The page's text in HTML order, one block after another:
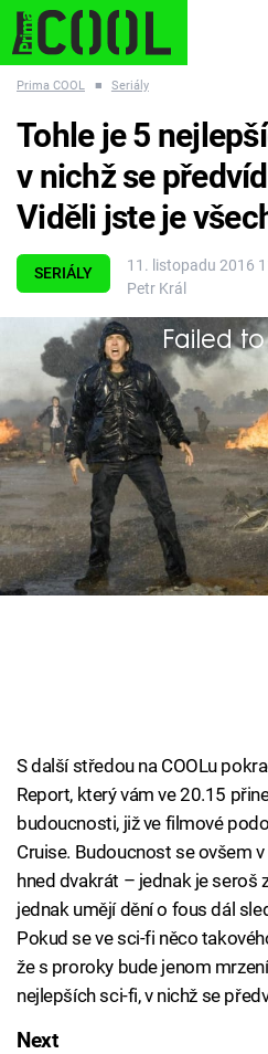
ESCAPE PLNEJ KOTEL
Témata
Filmy
Seriály
Hry
Cool Esport
Pořady
Sledujte nás
Prima COOL ■ Seriály
SERIÁLY
11. listopadu 2016
Petr Král
Tohle je 5
v nichž se
Viděli jste je
Failed
Tyhle filmy vám pořádně
S další středou na COOLu
Report, který vám ve 20.15
budoucnosti, již ve filmové
Cruise. Budoucnost se ovšem
hned dvakrát – jednak je seroš
jednak umějí dění o fous dál
Pokud se ve sci-fi něco
že s proroky bude jenom
nejlepších sci-fi, v nichž se
Next